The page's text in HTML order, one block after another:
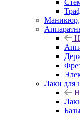
Маникюр,
Лаки для